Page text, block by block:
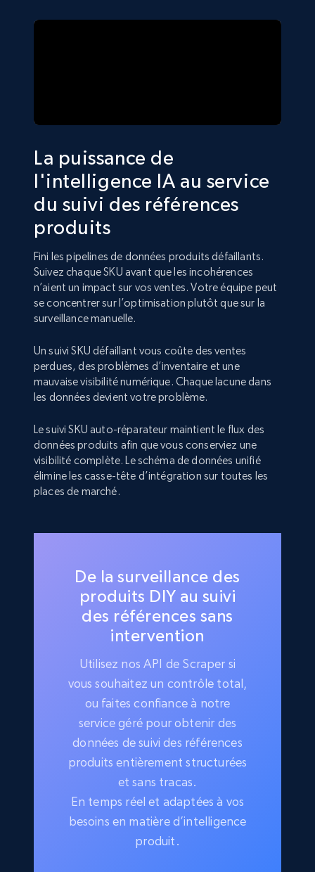
La puissance de
l'intelligence IA au service
du suivi des références
produits
Fini les pipelines de données produits défaillants.
Suivez chaque SKU avant que les incohérences
n’aient un impact sur vos ventes. Votre équipe peut
se concentrer sur l’optimisation plutôt que sur la
surveillance manuelle.
Un suivi SKU défaillant vous coûte des ventes
perdues, des problèmes d’inventaire et une
mauvaise visibilité numérique. Chaque lacune dans
les données devient votre problème.
Le suivi SKU auto-réparateur maintient le flux des
données produits afin que vous conserviez une
visibilité complète. Le schéma de données unifié
élimine les casse-tête d’intégration sur toutes les
places de marché.
De la surveillance des
produits DIY au suivi
des références sans
intervention
Utilisez nos API de Scraper si
vous souhaitez un contrôle total,
ou faites confiance à notre
service géré pour obtenir des
données de suivi des références
produits entièrement structurées
et sans tracas.
En temps réel et adaptées à vos
besoins en matière d’intelligence
produit.